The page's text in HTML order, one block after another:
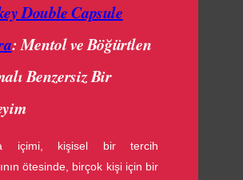
Double Capsule
: Mentol ve Böğürtlen
Benzersiz Bir
içimi, kişisel bir tercih
ötesinde, birçok kişi için bir